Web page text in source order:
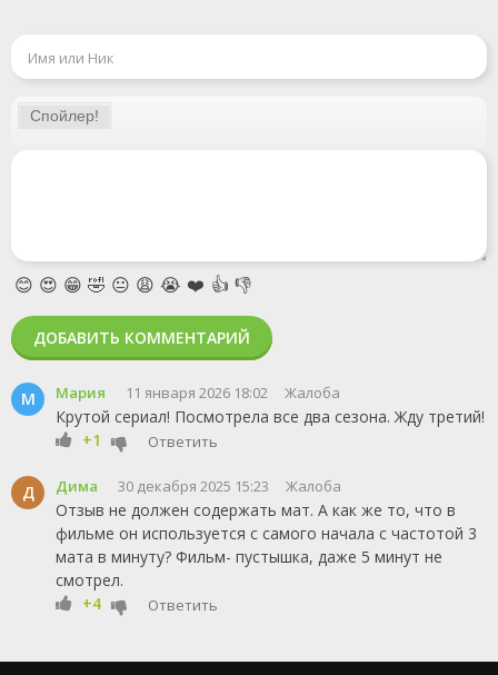
М Мария 11 января 2026 18:02 Жалоба
Крутой сериал! Посмотрела все два сезона. Жду третий!
+1
Ответить
Д Дима 30 декабря 2025 15:23 Жалоба
Отзыв не должен содержать мат. А как же то, что в
фильме он используется с самого начала с частотой 3
мата в минуту? Фильм- пустышка, даже 5 минут не
смотрел.
+4
Ответить
😊 😍 😁 🤣 😐 😩 😭 ❤️ 👍 👎
ДОБАВИТЬ КОММЕНТАРИЙ